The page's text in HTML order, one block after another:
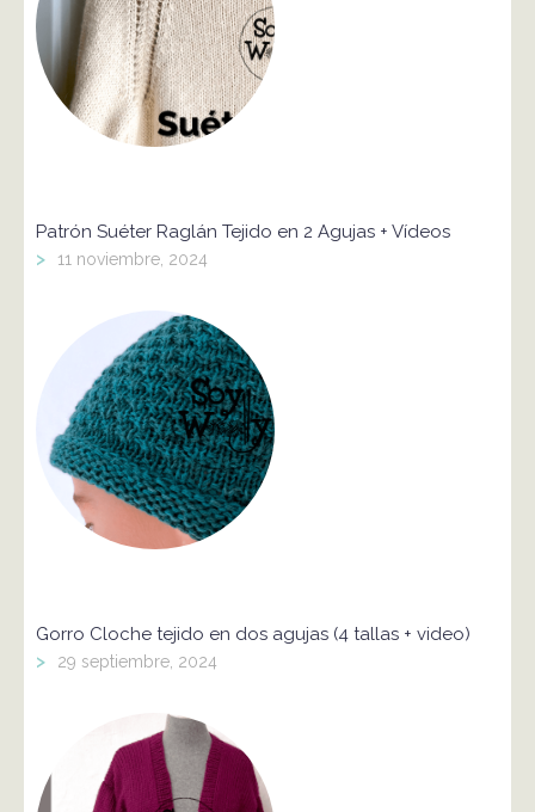
Patrón Suéter Raglán Tejido en 2 Agujas + Vídeos
> 11 noviembre, 2024
Gorro Cloche tejido en dos agujas (4 tallas + video)
> 29 septiembre, 2024